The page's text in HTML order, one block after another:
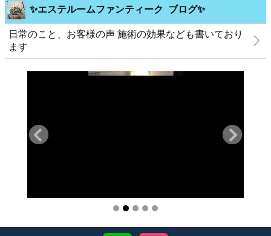
✨エステルームファンティーク ブログ✨
日常のこと、お客様の声 施術の効果なども書いており
ます